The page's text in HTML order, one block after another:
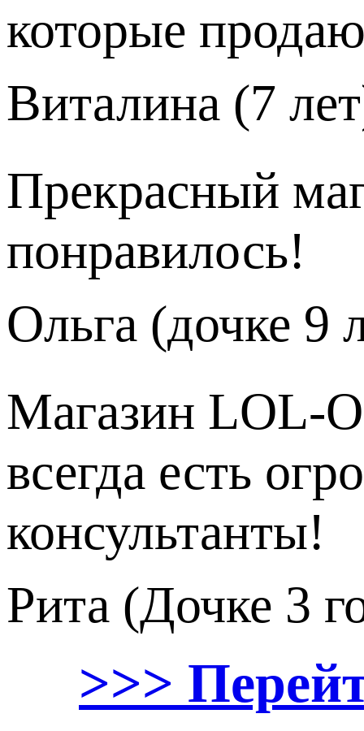
которые
Виталина (7
Прекрасный
понравилось!
Ольга (дочке 9
Магазин LOL-
всегда есть
консультанты!
Рита (Дочке 3
>>>